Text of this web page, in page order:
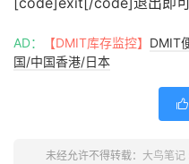
AD： 【DMIT库存监控】 DMIT
国/中国香港/日本

未经允许不得转载： 大鸟笔记